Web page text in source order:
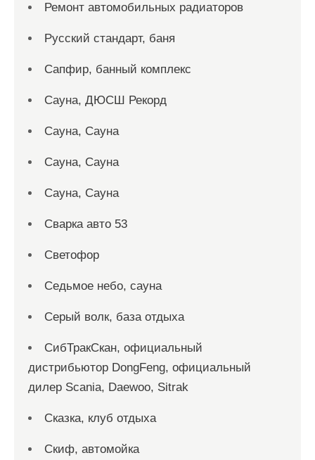
Ремонт автомобильных радиаторов
Русский стандарт, баня
Сапфир, банный комплекс
Сауна, ДЮСШ Рекорд
Сауна, Сауна
Сауна, Сауна
Сауна, Сауна
Сварка авто 53
Светофор
Седьмое небо, сауна
Серый волк, база отдыха
СибТракСкан, официальный
дистрибьютор DongFeng, официальный
дилер Scania, Daewoo, Sitrak
Сказка, клуб отдыха
Скиф, автомойка